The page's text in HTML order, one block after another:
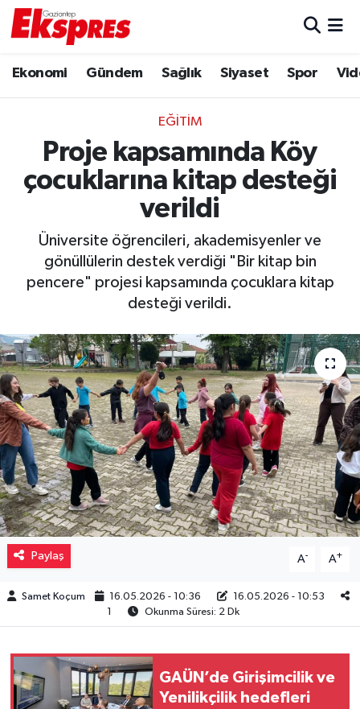
Ekonomi Gündem Sağlık Siyaset Spor
EĞITIM
Proje kapsamında Köy
çocuklarına kitap desteği
verildi
Üniversite öğrencileri, akademisyenler ve
gönüllülerin destek verdiği "Bir kitap bin
pencere" projesi kapsamında çocuklara kitap
desteği verildi.
Paylaş A- A+
Samet Koçum 16.05.2026 - 10:36
16.05.2026 - 10:53
1
Okunma Süresi: 2 Dk
GAÜN’de Girişimcilik ve
Yenilikçilik hedefleri
Ekonomi
Gaziantep son dakika
Genel
Haberler
Magazin
Müzik
Piyasa
Resmi İlanlar
Sağlık
Sinemalar
Siyaset
Teknoloji
Trafik Durumu
Puan Durumu ve Fikstür
Tüm Manşetler
Haber Arşivi